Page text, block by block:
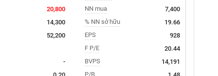
20,800
14,300
52,200
-
0.20
NN mua
7,400
% NN sở hữu
19.66
EPS
928
F P/E
20.44
BVPS
14,191
P/B
1.48